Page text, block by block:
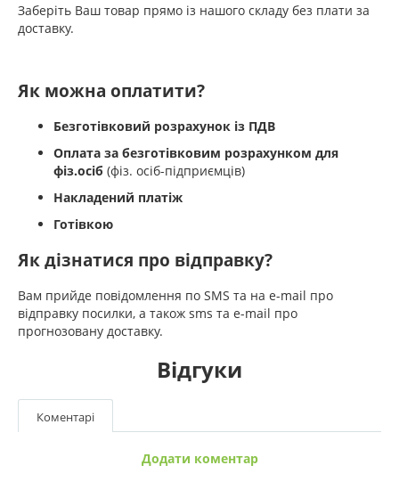
Заберіть Ваш товар прямо із нашого складу без плати за
доставку.
Як можна оплатити?
Безготівковий розрахунок із ПДВ
Оплата за безготівковим розрахунком для
фіз.осіб (фіз. осіб-підприємців)
Накладений платіж
Готівкою
Як дізнатися про відправку?
Вам прийде повідомлення по SMS та на e-mail про
відправку посилки, а також sms та e-mail про
прогнозовану доставку.
Відгуки
Коментарі
Додати коментар